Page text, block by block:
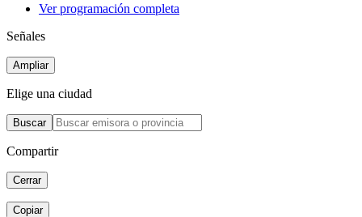
Ver programación completa
Señales
Ampliar
Elige una ciudad
Buscar
Compartir
Cerrar
Copiar